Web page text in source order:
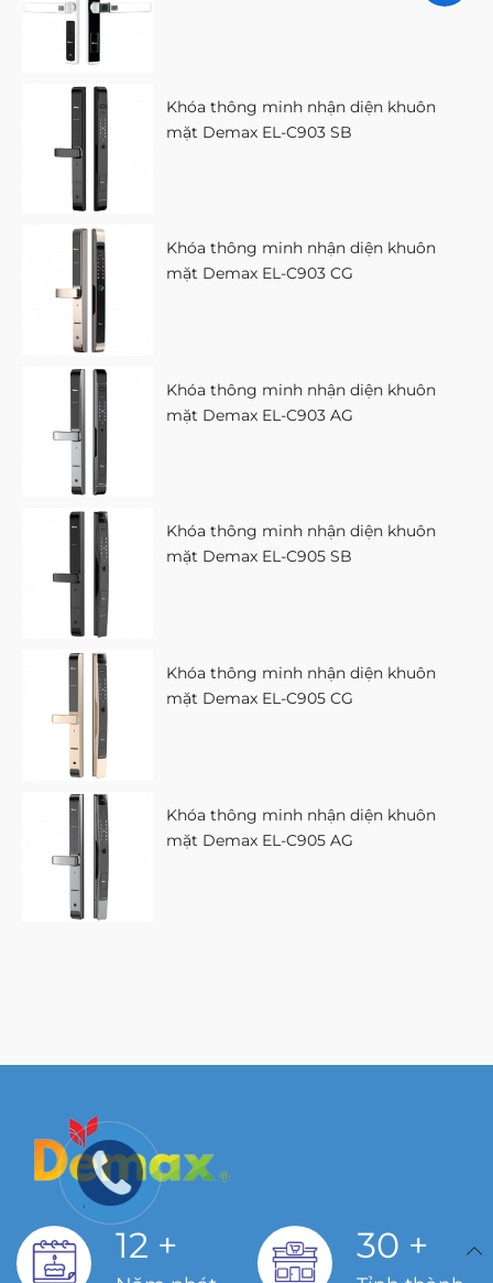
Khóa thông minh nhận diện khuôn
mặt Demax EL-C903 SB
Khóa thông minh nhận diện khuôn
mặt Demax EL-C903 CG
Khóa thông minh nhận diện khuôn
mặt Demax EL-C903 AG
Khóa thông minh nhận diện khuôn
mặt Demax EL-C905 SB
Khóa thông minh nhận diện khuôn
mặt Demax EL-C905 CG
Khóa thông minh nhận diện khuôn
mặt Demax EL-C905 AG
12 + 30 +